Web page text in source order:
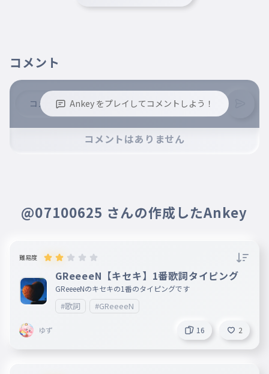
アリガトウやAh
014
愛してるじゃまだ
あいしてるじゃまだ
足りないけどせめて言わせて
足りないけどせめて言わせて
たりないけどせめていわせて
finish
コメント
Ankey をプレイしてコメントしよう！
※コメントするには、ログインが必要です。
コメントはありません
@07100625 さんの作成したAnkey
難易度
GReeeeN【キセキ】1番歌詞タイピング
GReeeeNのキセキの1番のタイピングです
#歌詞 #GReeeeN
ゆず 16 2